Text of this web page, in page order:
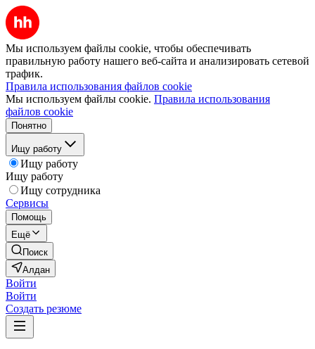
Мы используем файлы cookie, чтобы обеспечивать
правильную работу нашего веб-сайта и анализировать сетевой
трафик.
Правила использования файлов cookie
Мы используем файлы cookie. Правила использования
файлов cookie
Понятно
Ищу работу
Ищу работу
Ищу работу
Ищу сотрудника
Сервисы
Помощь
Ещё
Поиск
Алдан
Войти
Войти
Создать резюме